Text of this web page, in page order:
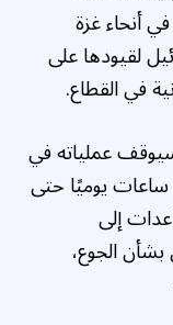
أنحاء غزة
لقيودها على
في القطاع.
عملياته في
مدينة غزة ودير البلح والمواسي لمدة 10 ساعات يوميًا حتى
إلى
الجوع،